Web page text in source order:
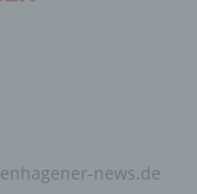
news.de
können